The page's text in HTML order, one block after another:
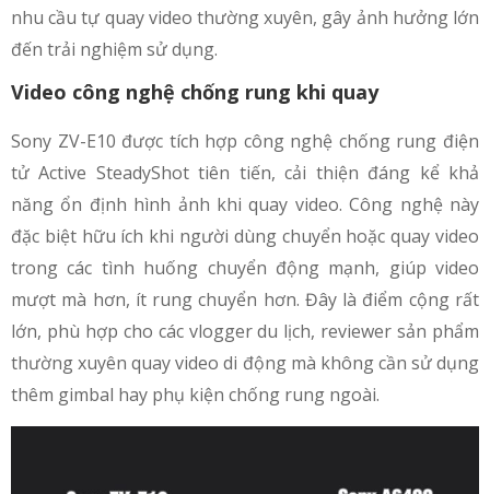
nhu cầu tự quay video thường xuyên, gây ảnh hưởng lớn
đến trải nghiệm sử dụng.
Video công nghệ chống rung khi quay
Sony ZV-E10 được tích hợp công nghệ chống rung điện
tử Active SteadyShot tiên tiến, cải thiện đáng kể khả
năng ổn định hình ảnh khi quay video. Công nghệ này
đặc biệt hữu ích khi người dùng chuyển hoặc quay video
trong các tình huống chuyển động mạnh, giúp video
mượt mà hơn, ít rung chuyển hơn. Đây là điểm cộng rất
lớn, phù hợp cho các vlogger du lịch, reviewer sản phẩm
thường xuyên quay video di động mà không cần sử dụng
thêm gimbal hay phụ kiện chống rung ngoài.